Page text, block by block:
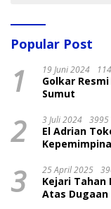
Popular Post
1 19 Juni 2024
Golkar
Sumut
2 3 Juli 2024 3995
El Adrian
3 25 April 2025
Kejari Tahan
Atas Dugaan